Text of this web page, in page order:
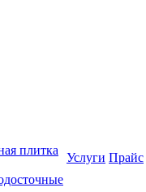
плитка
Услуги Прайс